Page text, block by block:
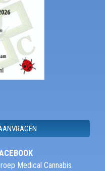
Medical Cannabis